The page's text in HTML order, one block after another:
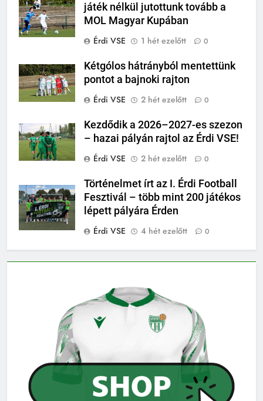
játék nélkül jutottunk tovább a
MOL Magyar Kupában
Érdi VSE
1 hét ezelőtt 0
Kétgólos hátrányból mentettünk
pontot a bajnoki rajton
Érdi VSE
2 hét ezelőtt 0
Kezdődik a 2026–2027-es szezon
– hazai pályán rajtol az Érdi VSE!
Érdi VSE
2 hét ezelőtt 0
Történelmet írt az I. Érdi Football
Fesztivál – több mint 200 játékos
lépett pályára Érden
Érdi VSE
4 hét ezelőtt 0